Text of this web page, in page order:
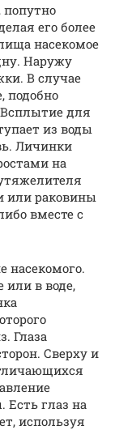
попутно
его более
насекомое
Наружу
В случае
подобно
Всплытие для
из воды
Личинки
на
или раковины
вместе с
насекомого.
или в воде,
Глаза
Сверху и
Есть глаз на
используя